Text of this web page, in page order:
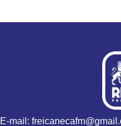
E-mail: